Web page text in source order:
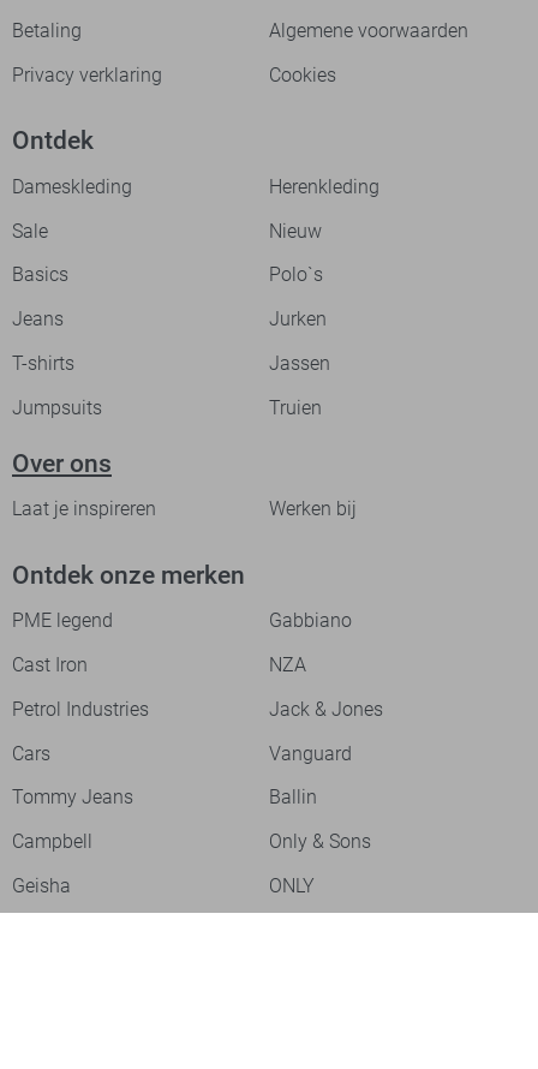
Betaling
Algemene voorwaarden
Privacy verklaring
Cookies
Ontdek
Dameskleding
Herenkleding
Sale
Nieuw
Basics
Polo`s
Jeans
Jurken
T-shirts
Jassen
Jumpsuits
Truien
Over ons
Laat je inspireren Werken bij
Ontdek onze merken
PME legend
Gabbiano
Cast Iron
NZA
Petrol Industries
Jack & Jones
Cars
Vanguard
Tommy Jeans
Ballin
Campbell
Only & Sons
Geisha
ONLY